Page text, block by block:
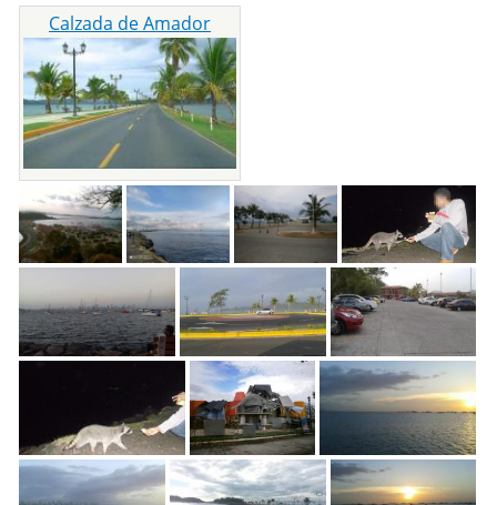
Calzada de Amador